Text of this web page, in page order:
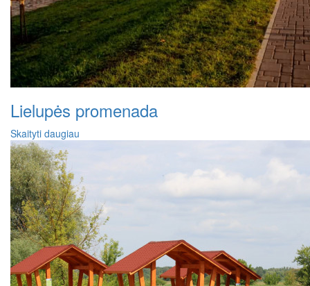
Lielupės promenada
Skaityti daugiau